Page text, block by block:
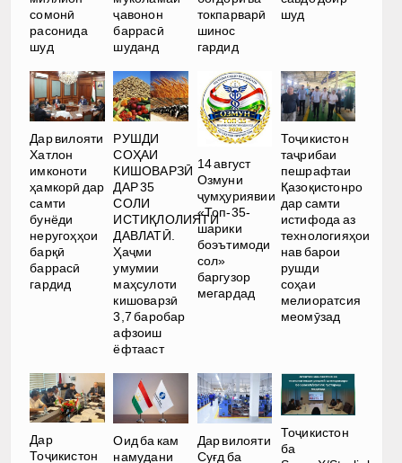
сомонӣ
расонида
шуд
ҷавонон
баррасӣ
шуданд
токпарварӣ
шинос
гардид
шуд
Дар вилояти
Хатлон
имконоти
ҳамкорӣ дар
самти
бунёди
неругоҳҳои
барқӣ
баррасӣ
гардид
РУШДИ
СОҲАИ
КИШОВАРЗӢ
ДАР 35
СОЛИ
ИСТИҚЛОЛИЯТИ
ДАВЛАТӢ.
Ҳаҷми
умумии
маҳсулоти
кишоварзӣ
3,7 баробар
афзоиш
ёфтааст
14 август
Озмуни
ҷумҳуриявии
«Топ-35-
шарики
боэътимоди
сол»
баргузор
мегардад
Тоҷикистон
таҷрибаи
пешрафтаи
Қазоқистонро
дар самти
истифода аз
технологияҳои
нав барои
рушди
соҳаи
мелиоратсия
меомӯзад
Дар
Тоҷикистон
Оид ба кам
намудани
Дар вилояти
Суғд ба
Тоҷикистон
ба